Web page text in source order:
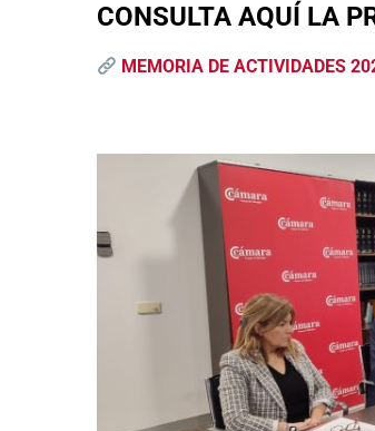
CONSULTA AQUÍ LA
MEMORIA DE ACTIVIDADES